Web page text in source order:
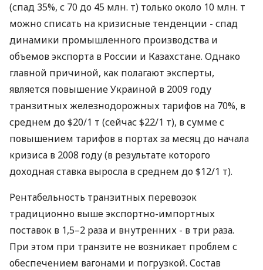
(спад 35%, с 70 до 45 млн. т) только около 10 млн. т
можно списать на кризисные тенденции - спад
динамики промышленного производства и
объемов экспорта в России и Казахстане. Однако
главной причиной, как полагают эксперты,
является повышение Украиной в 2009 году
транзитных железнодорожных тарифов на 70%, в
среднем до $20/1 т (сейчас $22/1 т), в сумме с
повышением тарифов в портах за месяц до начала
кризиса в 2008 году (в результате которого
доходная ставка выросла в среднем до $12/1 т).
Рентабельность транзитных перевозок
традиционно выше экспортно-импортных
поставок в 1,5–2 раза и внутренних - в три раза.
При этом при транзите не возникает проблем с
обеспечением вагонами и погрузкой. Состав